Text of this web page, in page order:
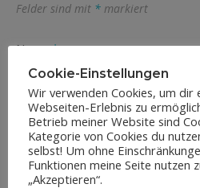
Felder sind mit * markiert
Name*
E-Mail-Adresse*
Cookie-Einstellungen
Wir verwenden Cookies, um dir
Webseiten-Erlebnis zu
Betrieb meiner Website sind
Kategorie von Cookies du
selbst! Um ohne
Funktionen meine Seite nutzen
„Akzeptieren“.